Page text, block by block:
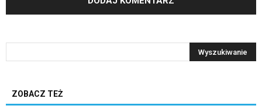
ZOBACZ TEŻ